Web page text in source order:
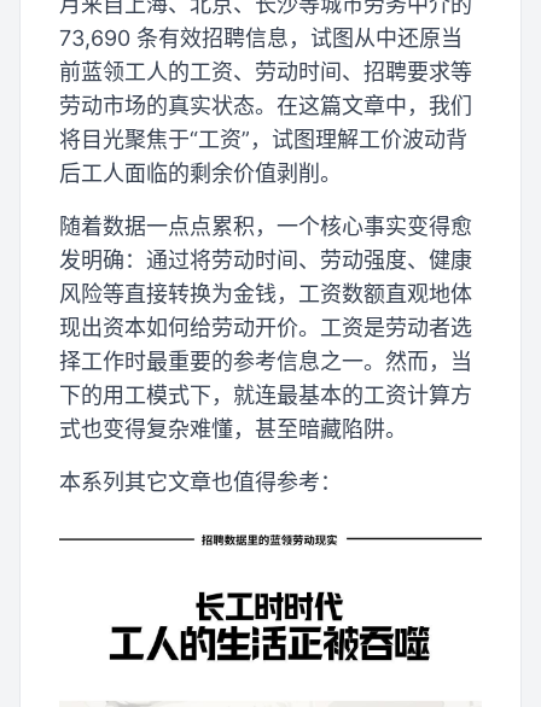
73,690 条有效招聘信息，试图从中还原当
前蓝领工人的工资、劳动时间、招聘要求等
劳动市场的真实状态。在这篇文章中，我们
将目光聚焦于“工资”，试图理解工价波动背
后工人面临的剩余价值剥削。
随着数据一点点累积，一个核心事实变得愈
发明确：通过将劳动时间、劳动强度、健康
风险等直接转换为金钱，工资数额直观地体
现出资本如何给劳动开价。工资是劳动者选
择工作时最重要的参考信息之一。然而，当
下的用工模式下，就连最基本的工资计算方
式也变得复杂难懂，甚至暗藏陷阱。
本系列其它文章也值得参考：